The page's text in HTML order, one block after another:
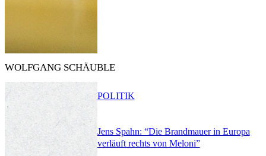
WOLFGANG SCHÄUBLE
Jens Spahn: “Die Brandmauer in Europa
verläuft rechts von Meloni”
POLITIK